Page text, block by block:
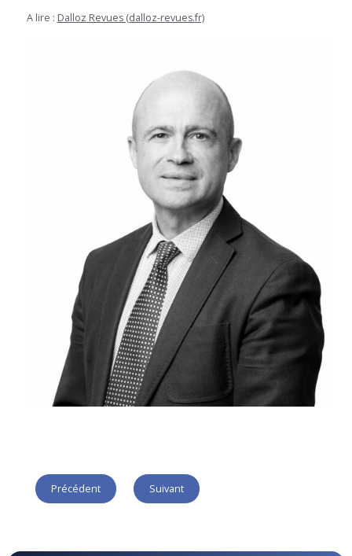
A lire : Dalloz Revues (dalloz-revues.fr)
Précédent Suivant